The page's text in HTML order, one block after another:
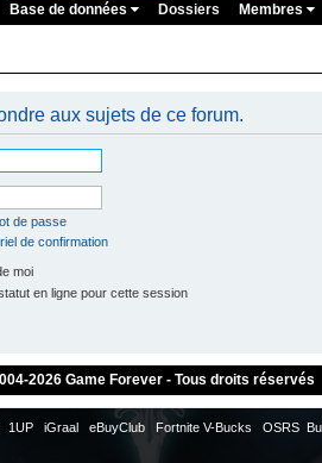
Base de données Dossiers Membres
aux sujets de ce forum.
de passe
de confirmation
moi
en ligne pour cette session
2026 Game Forever - Tous droits réservés
1UP iGraal eBuyClub Fortnite V-Bucks OSRS